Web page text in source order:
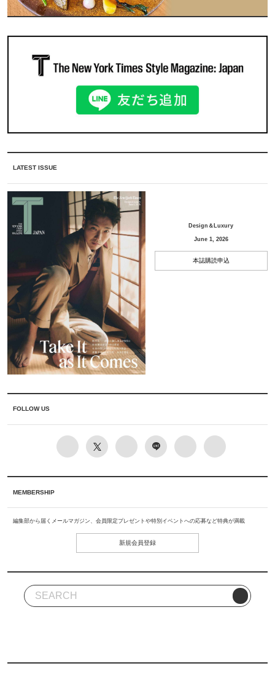
LATEST ISSUE
Design＆Luxury
June 1, 2026
本誌購読申込
FOLLOW US
MEMBERSHIP
編集部から届くメールマガジン、会員限定プレゼントや特別イベントへの応募など特典が満載
新規会員登録